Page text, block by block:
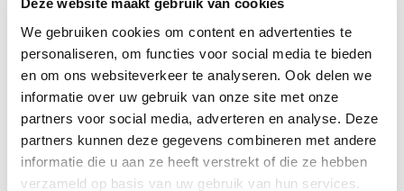
We gebruiken cookies om content en advertenties te
personaliseren, om functies voor social media te bieden
en om ons websiteverkeer te analyseren. Ook delen we
informatie over uw gebruik van onze site met onze
partners voor social media, adverteren en analyse. Deze
partners kunnen deze gegevens combineren met andere
informatie die u aan ze heeft verstrekt of die ze hebben
verzameld op basis van uw gebruik van hun services.